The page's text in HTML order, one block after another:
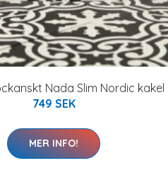
Nada Slim Nordic kakel
749 SEK
MER INFO!